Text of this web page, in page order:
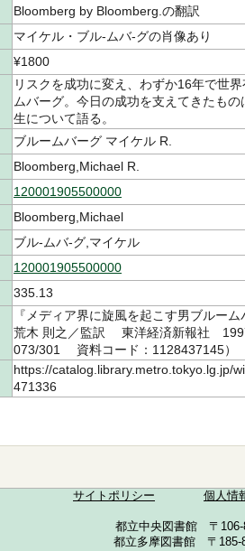
Bloomberg by Bloomberg.の翻訳
マイケル・ブル-ムバ-グの肖像あり
¥1800
リスクを成功に変え、わずか16年で世
ムバーグ。今日の成功を支えてきたも
生について語る。
ブルームバーグ マイケル R.
Bloomberg,Michael R.
120001905500000
Bloomberg,Michael
ブル-ムバ-グ,マイケル
120001905500000
335.13
『メディア界に旋風を起こす男ブルー
荒木 則之／監訳 東洋経済新報社
073/301 資料コード：1128437145）
https://catalog.library.metro.tokyo.lg.jp/
471336
サイトポリシー 個人情
都立中央図書館 〒
都立多摩図書館 〒185-